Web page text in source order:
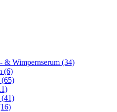
& Wimpernserum (34)
(6)
(65)
(41)